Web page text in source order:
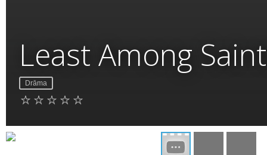
Least Among
Drāma